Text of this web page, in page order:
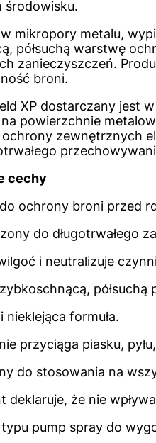
środowisku.
mikropory metalu,
półsuchą warstwę
zanieczyszczeń.
broni.
XP dostarczany jest
powierzchnie
zewnętrznych
cechy
ochrony broni przed
do długotrwałego
i neutralizuje
półsuchą
nieklejąca formuła.
przyciąga piasku,
do stosowania na
deklaruje, że nie
pump spray do